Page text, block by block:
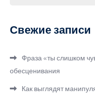
Свежие записи
Фраза «ты слишком
обесценивания
Как выглядят